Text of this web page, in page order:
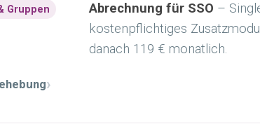
Gruppen Abrechnung für SSO –
kostenpflichtiges
danach 119 € monatlich.
›